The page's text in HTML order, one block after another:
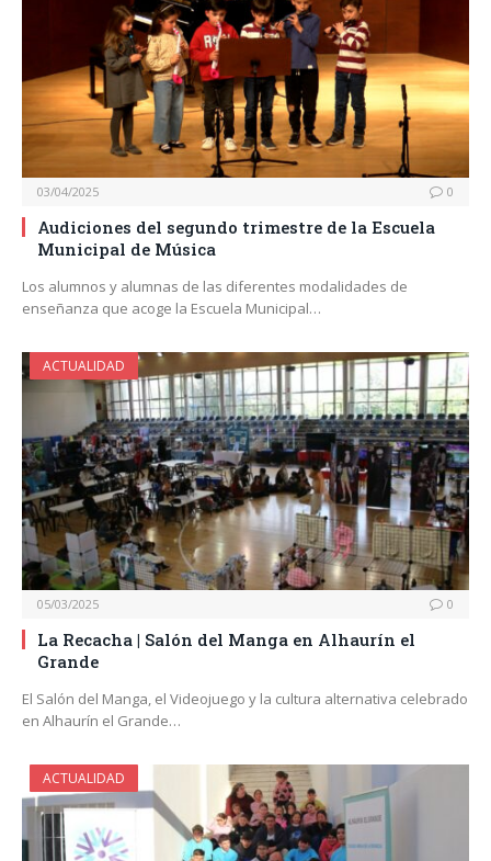
03/04/2025 0
Audiciones del segundo trimestre de la Escuela
Municipal de Música
Los alumnos y alumnas de las diferentes modalidades de
enseñanza que acoge la Escuela Municipal…
ACTUALIDAD
05/03/2025 0
La Recacha | Salón del Manga en Alhaurín el
Grande
El Salón del Manga, el Videojuego y la cultura alternativa celebrado
en Alhaurín el Grande…
ACTUALIDAD